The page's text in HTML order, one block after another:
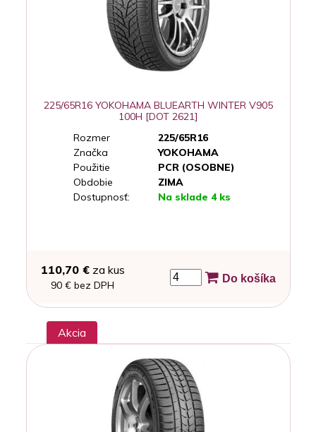
225/65R16 YOKOHAMA BLUEARTH WINTER V905
100H [DOT 2621]
Rozmer
225/65R16
Značka
YOKOHAMA
Použitie
PCR (OSOBNE)
Obdobie
ZIMA
Dostupnosť:
Na sklade 4 ks
110,70 €za kus
90 € bez DPH
Do košíka
Akcia